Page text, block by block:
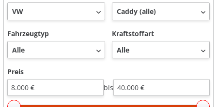
Fahrzeugtyp Kraftstoffart
Preis
bis